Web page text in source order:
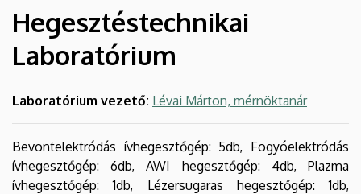
(MK)
Hegesztéstechnikai
Laboratórium
Laboratórium vezető: Lévai Márton, mérnöktanár
Bevontelektródás ívhegesztőgép: 5db, Fogyóelektródás
ívhegesztőgép: 6db, AWI hegesztőgép: 4db, Plazma
ívhegesztőgép: 1db, Lézersugaras hegesztőgép: 1db,